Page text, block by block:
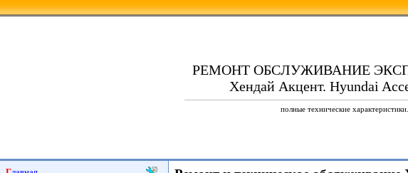
РЕМОНТ ОБСЛУЖИВАНИЕ
Хендай Акцент. Hyundai
полные технические